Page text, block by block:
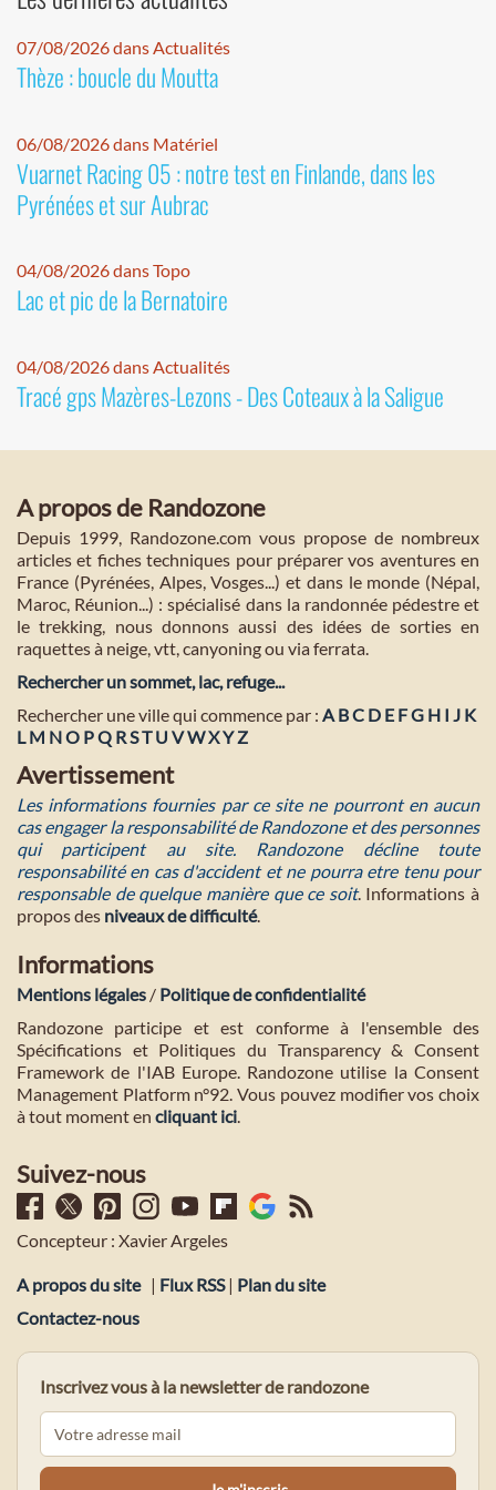
07/08/2026 dans Actualités
Thèze : boucle du Moutta
06/08/2026 dans Matériel
Vuarnet Racing 05 : notre test en Finlande, dans les
Pyrénées et sur Aubrac
04/08/2026 dans Topo
Lac et pic de la Bernatoire
04/08/2026 dans Actualités
Tracé gps Mazères-Lezons - Des Coteaux à la Saligue
A propos de Randozone
Depuis 1999, Randozone.com vous propose de nombreux
articles et fiches techniques pour préparer vos aventures en
France (Pyrénées, Alpes, Vosges...) et dans le monde (Népal,
Maroc, Réunion...) : spécialisé dans la randonnée pédestre et
le trekking, nous donnons aussi des idées de sorties en
raquettes à neige, vtt, canyoning ou via ferrata.
Rechercher un sommet, lac, refuge...
Rechercher une ville qui commence par : A BC D E FG H I J K
L M NO PQ RST U VWXYZ
Avertissement
Les informations fournies par ce site ne pourront en aucun
cas engager la responsabilité de Randozone et des personnes
qui participent au site. Randozone décline toute
responsabilité en cas d'accident et ne pourra etre tenu pour
responsable de quelque manière que ce soit. Informations à
propos des niveaux de difficulté.
Informations
Mentions légales / Politique de confidentialité
Randozone participe et est conforme à l'ensemble des
Spécifications et Politiques du Transparency & Consent
Framework de l'IAB Europe. Randozone utilise la Consent
Management Platform n°92. Vous pouvez modifier vos choix
à tout moment en cliquant ici.
Suivez-nous
Concepteur : Xavier Argeles
A propos du site | Flux RSS| Plan du site
Contactez-nous
Inscrivez vous à la newsletter de randozone